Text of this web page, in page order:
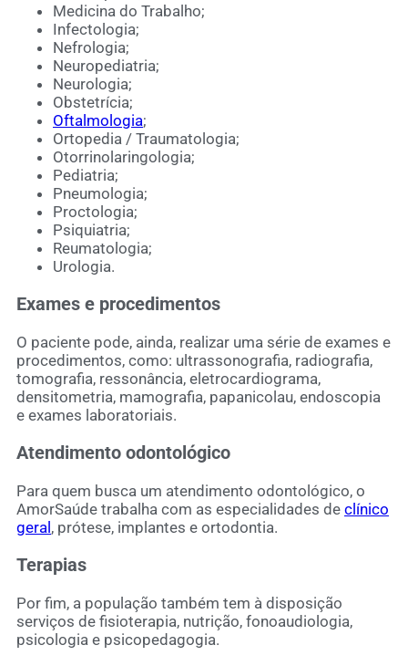
Medicina do Trabalho;
Infectologia;
Nefrologia;
Neuropediatria;
Neurologia;
Obstetrícia;
Oftalmologia;
Ortopedia / Traumatologia;
Otorrinolaringologia;
Pediatria;
Pneumologia;
Proctologia;
Psiquiatria;
Reumatologia;
Urologia.
Exames e procedimentos
O paciente pode, ainda, realizar uma série de exames e
procedimentos, como: ultrassonografia, radiografia,
tomografia, ressonância, eletrocardiograma,
densitometria, mamografia, papanicolau, endoscopia
e exames laboratoriais.
Atendimento odontológico
Para quem busca um atendimento odontológico, o
AmorSaúde trabalha com as especialidades de clínico
geral, prótese, implantes e ortodontia.
Terapias
Por fim, a população também tem à disposição
serviços de fisioterapia, nutrição, fonoaudiologia,
psicologia e psicopedagogia.